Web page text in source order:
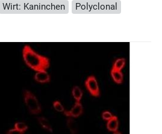
Wirt: Kaninchen
Polyclonal